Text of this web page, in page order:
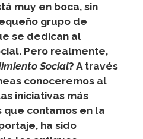
muy en boca, sin
grupo de
se dedican al
Pero realmente,
Social? A través
conoceremos al
iniciativas más
contamos en la
ha sido